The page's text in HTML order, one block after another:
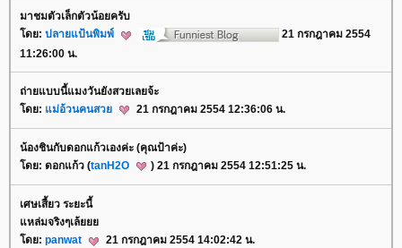
มาชมตัวเล็กตัวน้อยครับ
ดย: ปลายแป้นพิมพ์
21 กรกฎาคม 2554
11:26:00 น.
ถ่ายแบบนี้แมงวันยังสวยเลยจ้ะ
ดย: ม่อ้วนคนสว 21 กรกฎาคม 2554 12:36:06 น.
น้องชินกับดอกแก้วเองค่ะ (คุณป้าค่ะ)
ดย: ดอกแก้ว (tanH2O ) 21 กรกฎาคม 2554 12:51:25 น.
เศษเสี้ยว ระยะนี้
หล่มจริงๆเล้
ดย: panwat 21 กรกฎาคม 2554 14:02:42 น.